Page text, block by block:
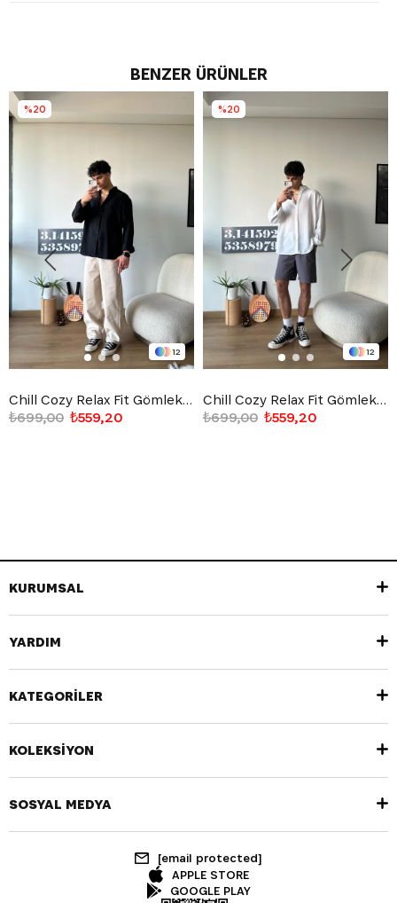
BENZER ÜRÜNLER
12
Chill Cozy Relax Fit Gömlek Siyah
₺559,20
₺699,00
%20
12
Chill Cozy Relax Fit Gömlek Beyaz
₺559,20
₺699,00
%20
KURUMSAL
YARDIM
KATEGORİLER
KOLEKSİYON
SOSYAL MEDYA
[email protected]
APPLE STORE
GOOGLE PLAY